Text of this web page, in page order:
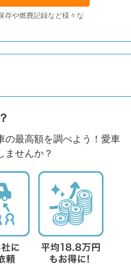
存や燃費記録など様々な
の最高額を調べよう！愛車
ませんか？